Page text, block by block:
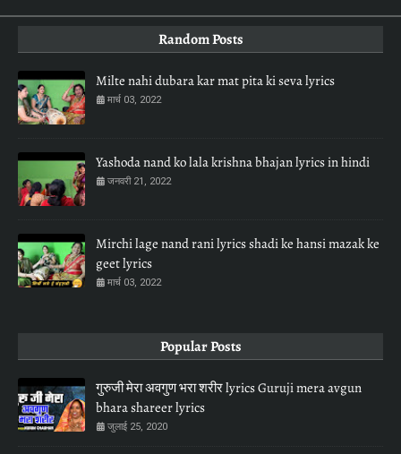
Random Posts
Milte nahi dubara kar mat pita ki seva lyrics
मार्च 03, 2022
Yashoda nand ko lala krishna bhajan lyrics in hindi
जनवरी 21, 2022
Mirchi lage nand rani lyrics shadi ke hansi mazak ke
geet lyrics
मार्च 03, 2022
Popular Posts
गुरुजी मेरा अवगुण भरा शरीर lyrics Guruji mera avgun
bhara shareer lyrics
जुलाई 25, 2020